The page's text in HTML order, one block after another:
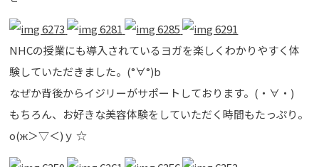
NHCの授業にも導入されているヨガを楽しくわかりやすく体
験していただきました。(°∀°)b
なぜか背後からイジリーがサポートしております。(・∀・)
もちろん、お好きな美容体験をしていただく時間もたっぷり。
о(ж＞▽＜)ｙ ☆